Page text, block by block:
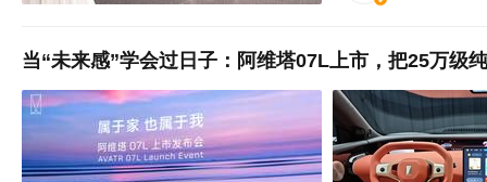
当“未来感”学会过日子：阿维塔07L上市，把25万级